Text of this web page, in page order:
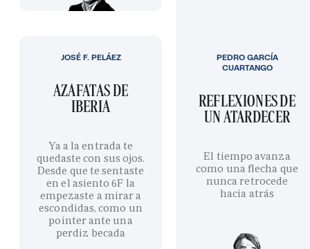
AZAFATAS DE
IBERIA
Ya a la entrada te
quedaste con sus ojos.
Desde que te sentaste
en el asiento 6F la
empezaste a mirar a
escondidas, como un
pointer ante una
perdiz becada
JOSÉ F. PELÁEZ
REFLEXIONES DE
UN ATARDECER
El tiempo avanza
como una flecha que
nunca retrocede
hacia atrás
PEDRO GARCÍA
CUARTANGO